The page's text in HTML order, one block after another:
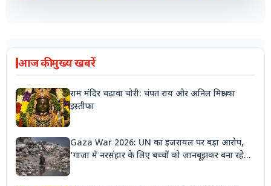
आज की मुख्य खबरें
राम मंदिर चढ़ावा चोरी: चंपत राय और अनिल मिश्रा का
इस्तीफा
Gaza War 2026: UN का इजरायल पर बड़ा आरोप,
'गाजा में नरसंहार के लिए बच्चों को जानबूझकर बना रहे